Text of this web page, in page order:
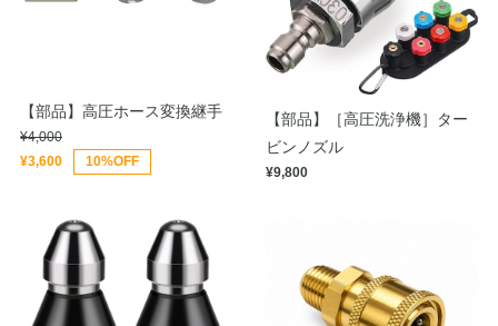
【部品】高圧ホース変換継手
¥4,000
¥3,600
10%OFF
【部品】［高圧洗浄機］ター
ビンノズル
¥9,800